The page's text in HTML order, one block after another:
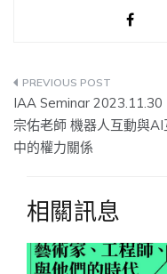
文
章
導
覽
IAA Seminar 2023.11.30
宗佑老師 機器人互動與AI
中的權力關係
相關訊息